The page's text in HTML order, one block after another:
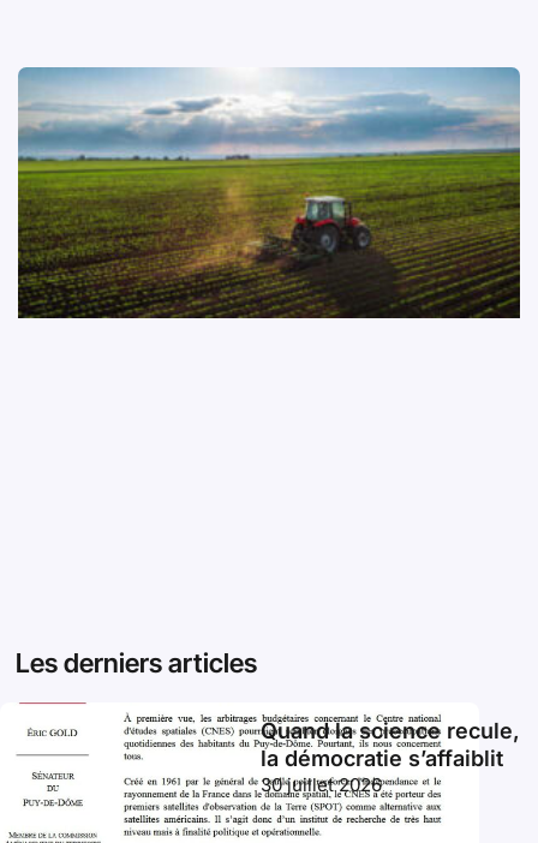
Les derniers articles
Quand la science recule,
la démocratie s’affaiblit
30 juillet 2026